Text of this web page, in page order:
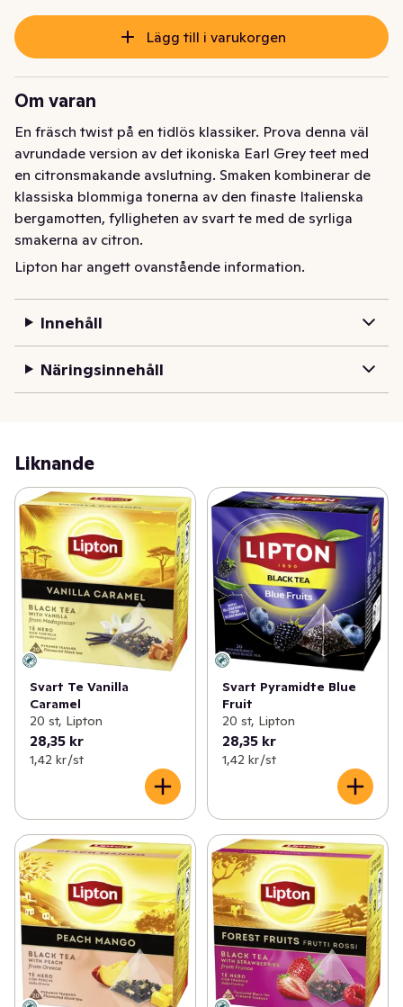
Lägg till i varukorgen
Om varan
En fräsch twist på en tidlös klassiker. Prova denna väl
avrundade version av det ikoniska Earl Grey teet med
en citronsmakande avslutning. Smaken kombinerar de
klassiska blommiga tonerna av den finaste Italienska
bergamotten, fylligheten av svart te med de syrliga
smakerna av citron.
Ta en stund av njutning med den älskade blandningen i
Ceylonte i kombination med bitar av doftande spanska
unika pyramidformade tepåsar är speciellt designade
för en perfekt infusion och ett ögonblick av
Lipton har angett ovanstående information.
Innehåll
Näringsinnehåll
Liknande
Svart Te Vanilla
Caramel
20 st, Lipton
28,35 kr
1,42 kr /st
Svart Pyramidte Blue
Fruit
20 st, Lipton
28,35 kr
1,42 kr /st